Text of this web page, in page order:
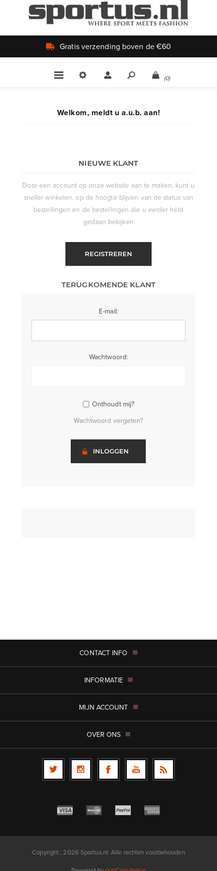
Gratis verzending boven de €60
(0)
Welkom, meldt u a.u.b. aan!
NIEUWE KLANT
Door een account op onze website aan te maken, kunt u
sneller winkelen, op de hoogte blijven van de status van
bestellingen en de bestellingen die u eerder hebt
gedaan bekijken
REGISTREREN
TERUGKOMENDE KLANT
E-mail:
Wachtwoord:
Onthoudt mij?
Wachtwoord vergeten?
INLOGGEN
CONTACT INFO
INFORMATIE
MIJN ACCOUNT
OVER ONS
Copyright ; 2026 Sportus.nl. Alle rechten voorbehouden